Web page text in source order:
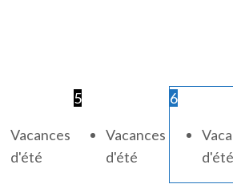
Vacances
d'été
5
Vacances
d'été
6
d'été